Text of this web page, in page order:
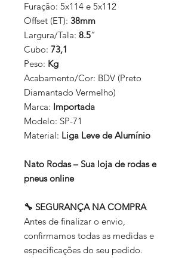
Furação: 5x114 e 5x112
Offset (ET): 38mm
Largura/Tala: 8.5”
Cubo: 73,1
Peso: Kg
Acabamento/Cor: BDV (Preto
Diamantado Vermelho)
Marca: Importada
Modelo: SP-71
Material: Liga Leve de Alumínio
Nato Rodas – Sua loja de rodas e
pneus online
🔧 SEGURANÇA NA COMPRA
Antes de finalizar o envio,
confirmamos todas as medidas e
especificações do seu pedido.